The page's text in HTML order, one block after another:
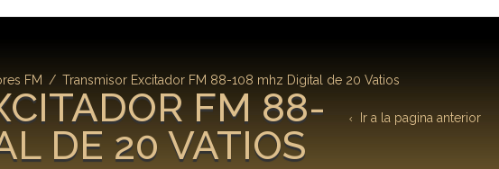
FM / Transmisor Excitador FM 88-108 mhz Digital de 20 Vatios
FM 88-
DE 20 VATIOS
Ir a la pagina anterior